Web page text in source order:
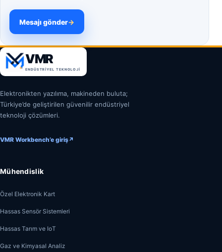
Mesajı gönder→
VMR
ENDÜSTRIYEL TEKNOLOJI
Elektronikten yazılıma, makineden buluta;
Türkiye’de geliştirilen güvenilir endüstriyel
teknoloji çözümleri.
VMR Workbench’e giriş↗
Mühendislik
Özel Elektronik Kart
Hassas Sensör Sistemleri
Hassas Tarım ve IoT
Gaz ve Kimyasal Analiz